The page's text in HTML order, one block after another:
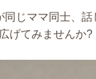
じママ同士、話
げてみませんか?